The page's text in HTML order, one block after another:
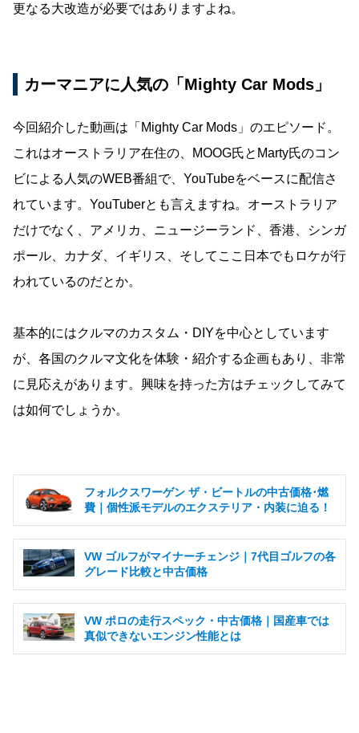
更なる大改造が必要ではありますよね。
カーマニアに人気の「Mighty Car Mods」
今回紹介した動画は「Mighty Car Mods」のエピソード。
これはオーストラリア在住の、MOOG氏とMarty氏のコン
ビによる人気のWEB番組で、YouTubeをベースに配信さ
れています。YouTuberとも言えますね。オーストラリア
だけでなく、アメリカ、ニュージーランド、香港、シンガ
ポール、カナダ、イギリス、そしてここ日本でもロケが行
われているのだとか。
基本的にはクルマのカスタム・DIYを中心としています
が、各国のクルマ文化を体験・紹介する企画もあり、非常
に見応えがあります。興味を持った方はチェックしてみて
は如何でしょうか。
フォルクスワーゲン ザ・ビートルの中古価格･燃
費｜個性派モデルのエクステリア・内装に迫る！
VW ゴルフがマイナーチェンジ｜7代目ゴルフの各
グレード比較と中古価格
VW ポロの走行スペック・中古価格｜国産車では
真似できないエンジン性能とは